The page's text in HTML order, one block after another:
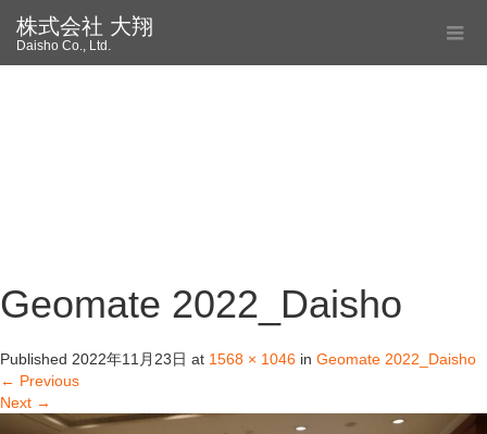
株式会社 大翔
Daisho Co., Ltd.
Geomate 2022_Daisho
Published 2022年11月23日 at 1568 × 1046 in Geomate 2022_Daisho
← Previous
Next →